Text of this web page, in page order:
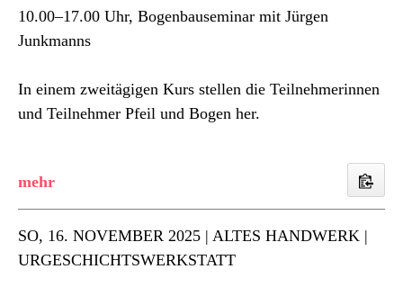
10.00–17.00 Uhr, Bogenbauseminar mit Jürgen
Junkmanns
In einem zweitägigen Kurs stellen die Teilnehmerinnen
und Teilnehmer Pfeil und Bogen her.
SO, 16. NOVEMBER 2025 | ALTES HANDWERK |
URGESCHICHTSWERKSTATT